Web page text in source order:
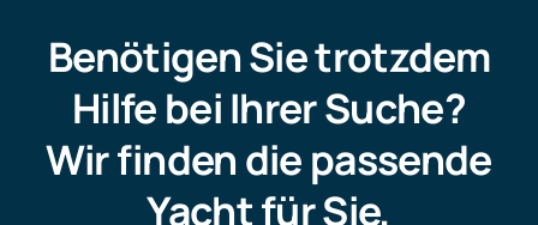
Benötigen Sie trotzdem
Hilfe bei Ihrer Suche?
Wir finden die passende
Yacht für Sie,